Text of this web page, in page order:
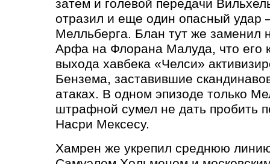
затем и голевой передачи
отразил и еще один опасный удар
Мелльберга. Блан тут же заменил
Арфа на Флорана Малуда, что его
выхода хавбека «Челси»
Бензема, заставившие
атаках. В одном эпизоде только
штрафной сумел не дать пробить
Насри Мексесу.
Хамрен же укрепил среднюю